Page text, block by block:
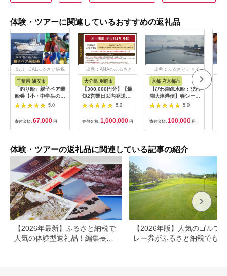
体験・ツアーに関連しているおすすめの返礼品
出典：JALふるさと納税
千葉県 浦安市
「釣り船」親子ペア乗
船券【小・中学生のお
子様】
5.0
寄付金額: 67,000 円
出典：ANAのふるさと
大分県 別府市
【300,000円分】【最
短2営業日以内発送】
別府市内の旅館やホテ
ルで使用できる宿泊補
助券 楽しい旅の思い
出を！ 宿泊券 大分県
別府市 3000円 15000
円 30万円 ホテル 旅
館 温泉 旅行 観光 ト
ケット クーポン 宿泊
お泊り 別府温泉 別府
観光 地獄めぐり 旅 お
すすめ 人気 体験型 節
約_B030-007
5.0
寄付金額: 1,000,000 円
出典：ふるさとチョイ
京都 府京都市
【びわ湖疏水船：びわ
湖大津港便】春シーズ
ン先行予約権（２名様
分の乗船予約の権利）
5.0
寄付金額: 100,000 円
体験・ツアーの返礼品に関連している記事の紹介
【2026年最新】ふるさと納税で
人気の体験型返礼品！編集長お
【2026年版】人気のゴルフ
レー券がふるさと納税でもら